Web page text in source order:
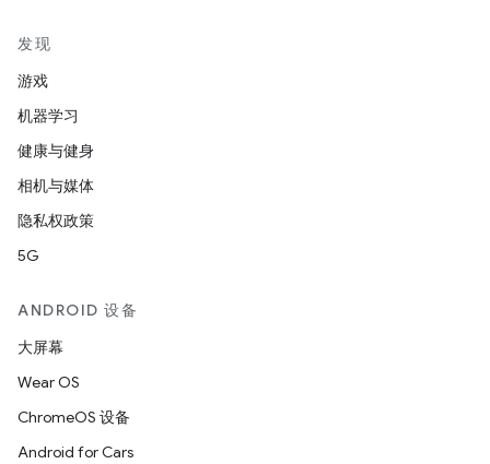
发现
游戏
机器学习
健康与健身
相机与媒体
隐私权政策
5G
ANDROID 设备
大屏幕
Wear OS
ChromeOS 设备
Android for Cars